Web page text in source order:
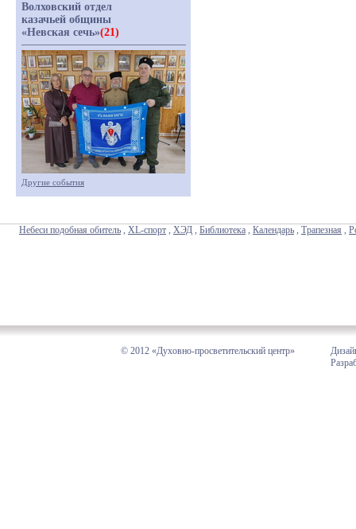
Волховский отдел
казачьей общины
«Невская сечь»(21)
Другие события
Небеси подобная обитель , XL-спорт , ХЭД , Библиотека , Календарь , Трапезная ,
© 2012 «Духовно-просветительский центр»